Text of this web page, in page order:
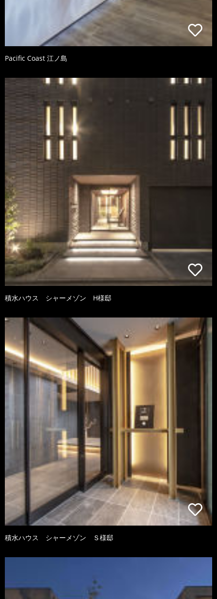
Pacific Coast 江ノ島
積水ハウス シャーメゾン H様邸
積水ハウス シャーメゾン Ｓ様邸